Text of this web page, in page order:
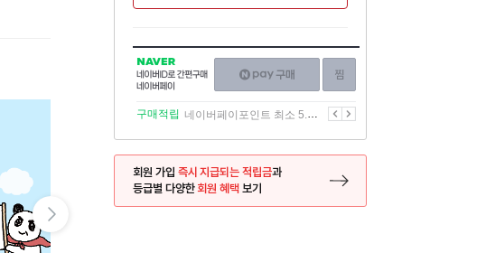
NAVER
네이버
ID로
간편구매
네이버페이
구매하기
이전
구매적립 네이버페이포인트 최소 5.5% 적립 다음
회원 가입 즉시 지급되는 적립금과
등급별 다양한회원 혜택 보기